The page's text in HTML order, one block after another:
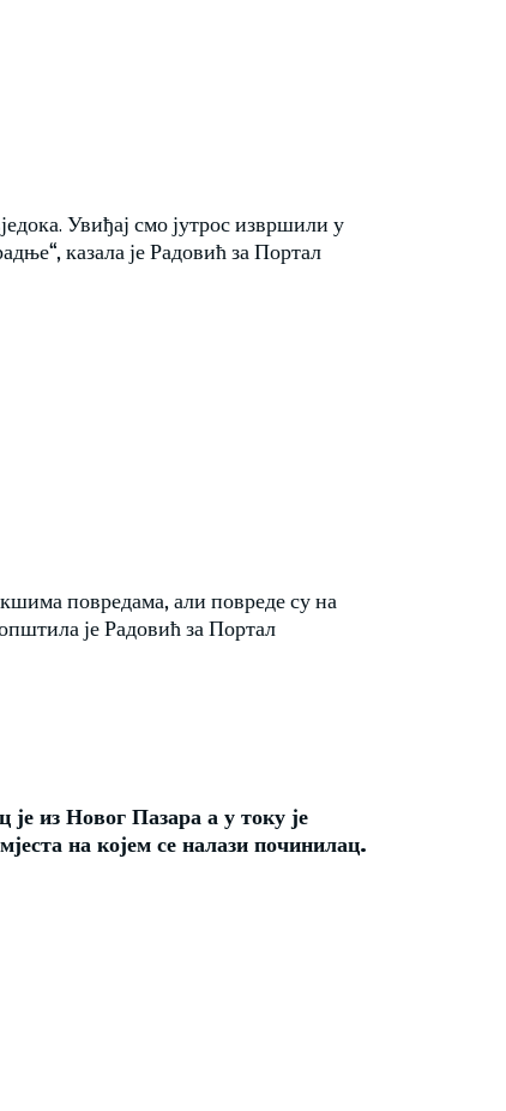
Увиђај смо јутрос извршили у
казала је Радовић за Портал
повредама, али повреде су на
је Радовић за Портал
из Новог Пазара а у току је
на којем се налази починилац.